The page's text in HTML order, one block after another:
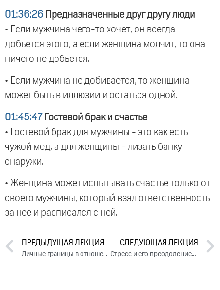
01:36:26 Предназначенные друг другу люди
• Если мужчина чего-то хочет, он всегда
добьется этого, а если женщина молчит, то она
ничего не добьется.
• Если мужчина не добивается, то женщина
может быть в иллюзии и остаться одной.
01:45:47 Гостевой брак и счастье
• Гостевой брак для мужчины - это как есть
чужой мед, а для женщины - лизать банку
снаружи.
• Женщина может испытывать счастье только от
своего мужчины, который взял ответственность
за нее и расписался с ней.
ПРЕДЫДУЩАЯ ЛЕКЦИЯ
Личные границы в отношениях. День 2. Часть 1 (2024)
СЛЕДУЮЩАЯ ЛЕКЦИЯ
Стресс и его преодоление. День 1. Часть 1 (2024)